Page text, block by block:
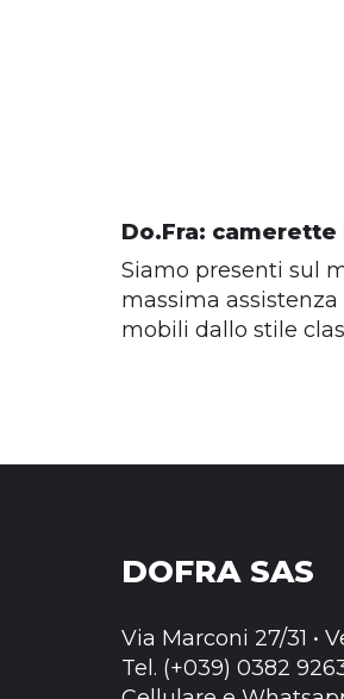
Do.Fra: camerette
Siamo presenti sul
massima
mobili dallo stile
DOFRA SAS
Via Marconi 27/31 •
Tel. (+039) 0382